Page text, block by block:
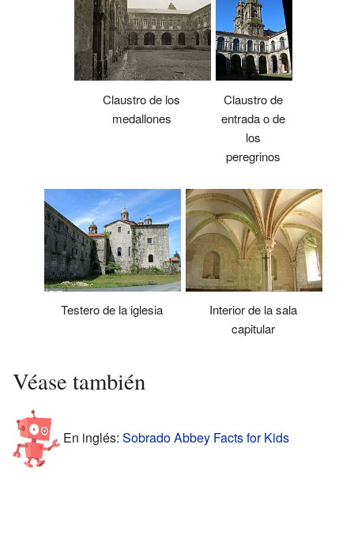
Claustro de los
medallones
Claustro de
entrada o de
los
peregrinos
Testero de la iglesia
Interior de la sala
capitular
Véase también
En inglés: Sobrado Abbey Facts for Kids